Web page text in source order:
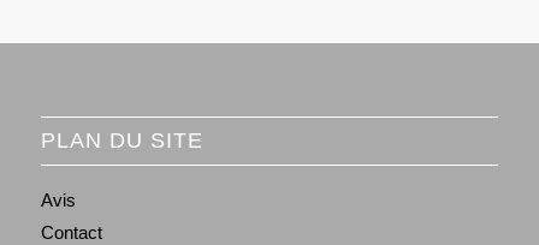
PLAN DU SITE
Avis
Contact